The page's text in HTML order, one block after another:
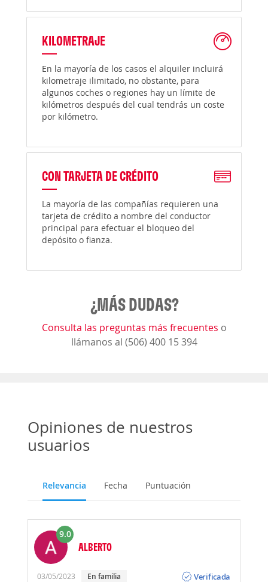
KILOMETRAJE
En la mayoría de los casos el alquiler incluirá
kilometraje ilimitado, no obstante, para
algunos coches o regiones hay un límite de
kilómetros después del cual tendrás un coste
por kilómetro.
CON TARJETA DE CRÉDITO
La mayoría de las compañías requieren una
tarjeta de crédito a nombre del conductor
principal para efectuar el bloqueo del
depósito o fianza.
¿MÁS DUDAS?
Consulta las preguntas más frecuentes o
llámanos al (506) 400 15 394
Opiniones de nuestros
usuarios
Relevancia Fecha Puntuación
9.0
ALBERTO
03/05/2023 En familia
Verificada